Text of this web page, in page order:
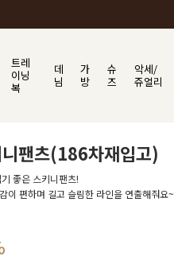
트레
이닝
복
데
님
가
방
슈
즈
악세/
쥬얼리
팬츠(186차재입고)
좋은 스키니팬츠!
이 편하며 길고 슬림한 라인을 연출해줘요~